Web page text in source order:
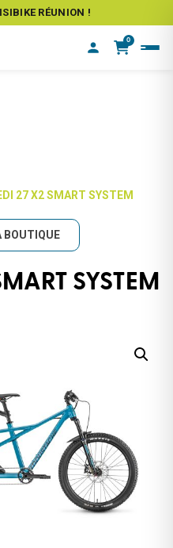
RÉUNION !
0
27 X2 SMART SYSTEM
BOUTIQUE
SYSTEM